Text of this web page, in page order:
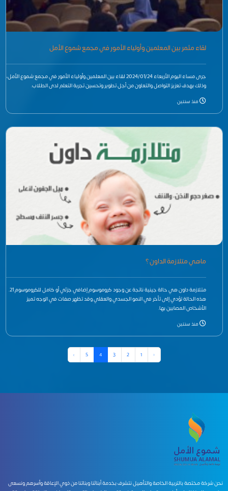
لقاء مثمر بين المعلمين وأولياء الأمور في مجمع شموع الأمل
جرى مساء اليوم الأربعاء 2024/01/24 لقاء بين المعلمين وأولياء الأمور في مجمع شموع الأمل،
وذلك بهدف تعزيز التواصل والتعاون من أجل تطوير وتحسين تجربة التعلم لدى الطلاب.
منذ سنتين
ماهي متلازمة الداون ؟
متلازمة داون هي حالة جينية ناتجة عن وجود كروموسوم إضافي جزئي أو كامل للكروموسوم 21.
هذه الحالة تؤدي إلى تأخر في النمو الجسدي والعقلي وقد تظهر صفات في الوجه تميز
الأشخاص المصابين بها.
منذ سنتين
‹
1
2
3
4
5
›
نحن شركة مختصة بالتربية الخاصة والتأهيل نتشرف بخدمة أبنائنا وبناتنا من ذوي الإعاقة وأسرهم ونسعى